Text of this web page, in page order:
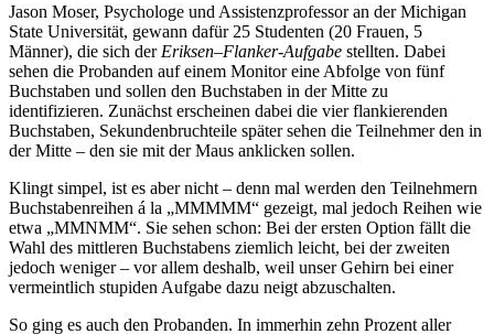
Jason Moser, Psychologe und Assistenzprofessor an der Michigan
State Universität, gewann dafür 25 Studenten (20 Frauen, 5
Männer), die sich der Eriksen–Flanker-Aufgabe stellten. Dabei
sehen die Probanden auf einem Monitor eine Abfolge von fünf
Buchstaben und sollen den Buchstaben in der Mitte zu
identifizieren. Zunächst erscheinen dabei die vier flankierenden
Buchstaben, Sekundenbruchteile später sehen die Teilnehmer den in
der Mitte – den sie mit der Maus anklicken sollen.
Klingt simpel, ist es aber nicht – denn mal werden den Teilnehmern
Buchstabenreihen á la „MMMMM“ gezeigt, mal jedoch Reihen wie
etwa „MMNMM“. Sie sehen schon: Bei der ersten Option fällt die
Wahl des mittleren Buchstabens ziemlich leicht, bei der zweiten
jedoch weniger – vor allem deshalb, weil unser Gehirn bei einer
vermeintlich stupiden Aufgabe dazu neigt abzuschalten.
So ging es auch den Probanden. In immerhin zehn Prozent aller